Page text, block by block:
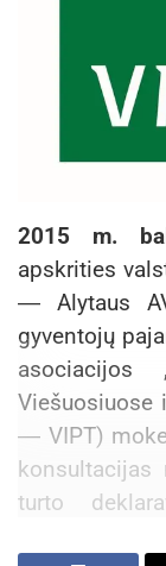
2015 m.
apskrities
― Alytaus
gyventojų
asociacijos
Viešuosiuose
― VIPT)
turto